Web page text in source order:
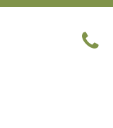
Privato